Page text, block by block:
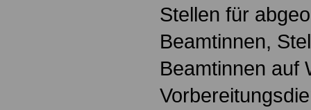
Stellen für
Beamtinnen,
Beamtinnen auf